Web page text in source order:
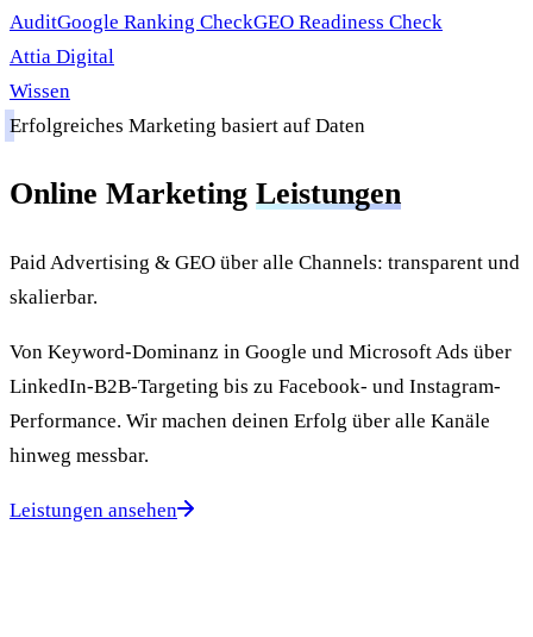
AuditGoogle Ranking CheckGEO Readiness Check
Attia Digital
Wissen
Erfolgreiches Marketing basiert auf Daten
Online Marketing Leistungen
Paid Advertising & GEO über alle Channels: transparent und
skalierbar.
Von Keyword-Dominanz in Google und Microsoft Ads über
LinkedIn-B2B-Targeting bis zu Facebook- und Instagram-
Performance. Wir machen deinen Erfolg über alle Kanäle
hinweg messbar.
Leistungen ansehen